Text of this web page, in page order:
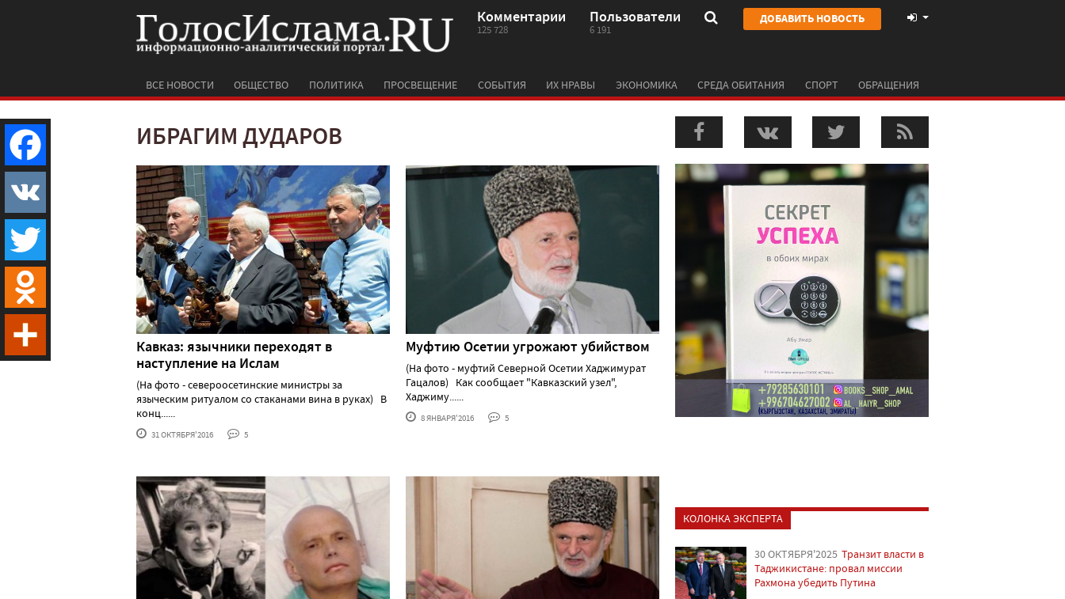
Комментарии
125 728
Пользователи
6 191
ДОБАВИТЬ НОВОСТЬ
ВСЕ НОВОСТИ ОБЩЕСТВО ПОЛИТИКА ПРОСВЕЩЕНИЕ СОБЫТИЯ ИХ НРАВЫ ЭКОНОМИКА СРЕДА ОБИТАНИЯ СПОРТ ОБРАЩЕНИЯ
ИБРАГИМ ДУДАРОВ
Кавказ: язычники переходят в
наступление на Ислам
(На фото - североосетинские министры за
языческим ритуалом со стаканами вина в руках) В
конц......
31 ОКТЯБРЯ'2016 5
Муфтию Осетии угрожают убийством
(На фото - муфтий Северной Осетии Хаджимурат
Гацалов) Как сообщает "Кавказский узел",
Хаджиму......
8 ЯНВАРЯ'2016 5
КОЛОНКА ЭКСПЕРТА
30 ОКТЯБРЯ'2025 Транзит власти в
Таджикистане: провал миссии
Рахмона убедить Путина
Facebook
VK
Twitter
Odnoklassniki